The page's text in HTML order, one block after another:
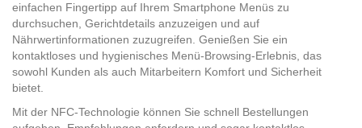
einfachen Fingertipp auf Ihrem Smartphone Menüs zu
durchsuchen, Gerichtdetails anzuzeigen und auf
Nährwertinformationen zuzugreifen. Genießen Sie ein
kontaktloses und hygienisches Menü-Browsing-Erlebnis, das
sowohl Kunden als auch Mitarbeitern Komfort und Sicherheit
bietet.
Mit der NFC-Technologie können Sie schnell Bestellungen